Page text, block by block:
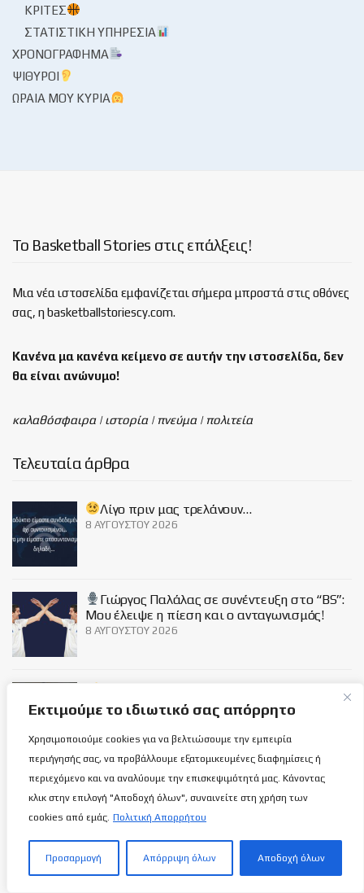
Εκτιμούμε το ιδιωτικό σας απόρρητο
Χρησιμοποιούμε cookies για να βελτιώσουμε την εμπειρία
περιήγησής σας, να προβάλλουμε εξατομικευμένες διαφημίσεις ή
περιεχόμενο και να αναλύουμε την επισκεψιμότητά μας. Κάνοντας
κλικ στην επιλογή "Αποδοχή όλων", συναινείτε στη χρήση των
cookies από εμάς. Πολιτική Απορρήτου
Προσαρμογή Απόρριψη όλων Αποδοχή όλων
ΚΡΙΤΈΣ
ΣΤΑΤΙΣΤΙΚΉ ΥΠΗΡΕΣΊΑ
ΧΡΟΝΟΓΡΆΦΗΜΑ
ΨΊΘΥΡΟΙ
ΩΡΑΊΑ ΜΟΥ ΚΥΡΊΑ
Το Basketball Stories στις επάλξεις!
Μια νέα ιστοσελίδα εμφανίζεται σήμερα μπροστά στις οθόνες
σας, η basketballstoriescy.com.
Κανένα μα κανένα κείμενο σε αυτήν την ιστοσελίδα, δεν
θα είναι ανώνυμο!
καλαθόσφαιρα | ιστορία | πνεύμα | πολιτεία
Τελευταία άρθρα
Λίγο πριν μας τρελάνουν…
8 ΑΥΓΟΎΣΤΟΥ 2026
Γιώργος Παλάλας σε συνέντευξη στο “BS”:
Μου έλειψε η πίεση και ο ανταγωνισμός!
8 ΑΥΓΟΎΣΤΟΥ 2026
με κάποιους χαρακτήρες!
8 ΑΥΓΟΎΣΤΟΥ 2026
Social